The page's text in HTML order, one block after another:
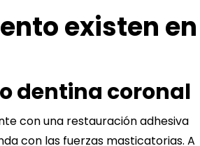
existen en
dentina coronal
con una restauración adhesiva
con las fuerzas masticatorias. A